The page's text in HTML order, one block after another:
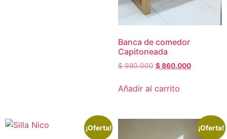
Banca de comedor
Capitoneada
$980.000 $860.000
Añadir al carrito
¡Oferta! ¡Oferta!